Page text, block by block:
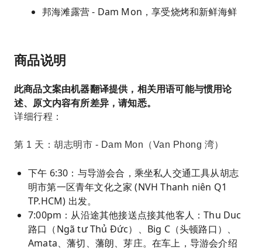
邦海滩露营 - Dam Mon，享受烧烤和新鲜海鲜
商品说明
此商品文案由机器翻译提供，相关用语可能与惯用论
述、原文内容有所差异，请知悉。
详细行程：
第 1 天：胡志明市 - Dam Mon（Van Phong 湾）
下午 6:30：与导游会合，乘坐私人交通工具从胡志
明市第一区青年文化之家 (NVH Thanh niên Q1
TP.HCM) 出发。
7:00pm：从沿途其他接送点接其他客人：Thu Duc
路口（Ngã tư Thủ Đức）、Big C（头顿路口）、
Amata、藩切、藩朗、芽庄。在车上，导游会介绍